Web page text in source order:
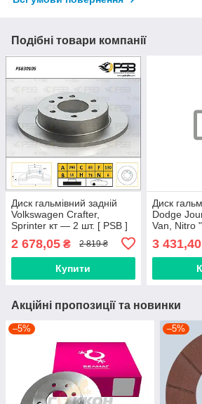
Подібні товари компанії
Диск гальмівний задній
Volkswagen Crafter,
Sprinter кт — 2 шт. [ PSB ]
2 678,05 ₴ 2 819 ₴
Купити
Диск
Dodge
Van, Nitro
3 431,40
Акційні пропозиції та новинки
–5% –5%